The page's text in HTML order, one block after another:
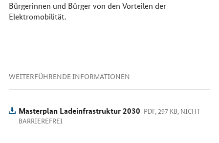
Bürgerinnen und Bürger von den Vorteilen der
Elektromobilität.
WEITERFÜHRENDE INFORMATIONEN
Masterplan Ladeinfrastruktur 2030 PDF, 297 KB, NICHT
BARRIEREFREI